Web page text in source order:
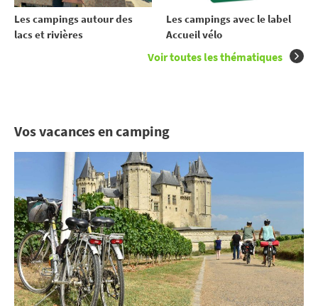
Les campings autour des
lacs et rivières
Les campings avec le label
Accueil vélo
Voir toutes les thématiques
Vos vacances en camping